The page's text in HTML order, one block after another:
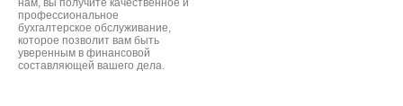
нам, вы получите качественное и
профессиональное
бухгалтерское обслуживание,
которое позволит вам быть
уверенным в финансовой
составляющей вашего дела.